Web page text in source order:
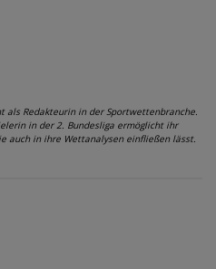
Redakteurin in der Sportwettenbranche.
in der 2. Bundesliga ermöglicht ihr
auch in ihre Wettanalysen einfließen lässt.